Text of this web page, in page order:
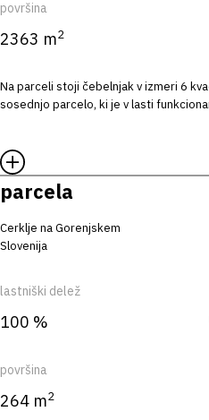
površina
2363 m2
Na parceli stoji čebelnjak v izmeri 6
sosednjo parcelo, ki je v lasti
parcela
Cerklje na Gorenjskem
Slovenija
lastniški delež
100 %
površina
264 m2